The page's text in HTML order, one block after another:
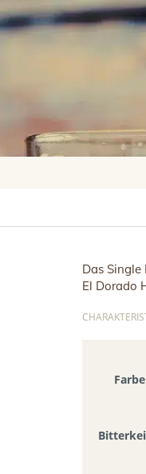
Das
El Dorado
Farbe